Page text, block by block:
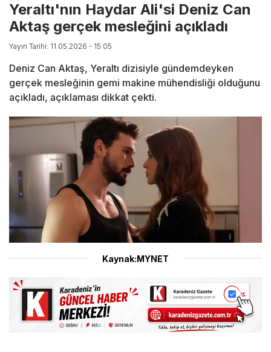
Yeraltı'nın Haydar Ali'si Deniz Can
Aktaş gerçek mesleğini açıkladı
Yayın Tarihi: 11.05.2026 - 15:05
Deniz Can Aktaş, Yeraltı dizisiyle gündemdeyken
gerçek mesleğinin gemi makine mühendisliği olduğunu
açıkladı, açıklaması dikkat çekti.
Kaynak:MYNET